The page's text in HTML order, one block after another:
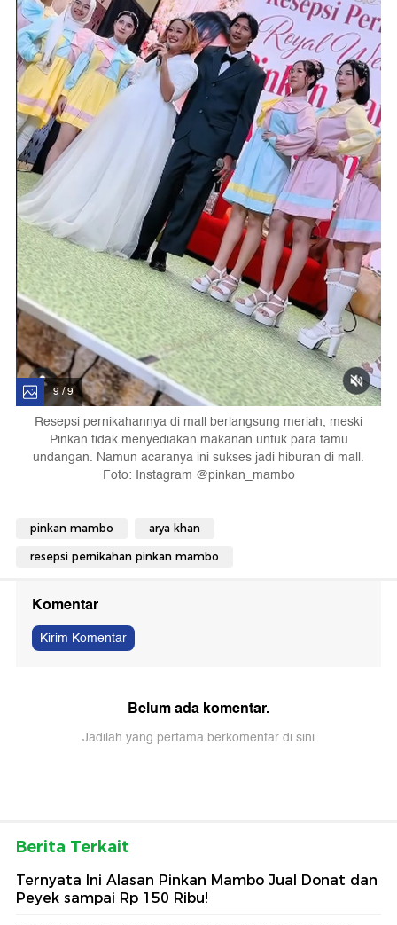
9 / 9
Resepsi pernikahannya di mall berlangsung meriah, meski
Pinkan tidak menyediakan makanan untuk para tamu
undangan. Namun acaranya ini sukses jadi hiburan di mall.
Foto: Instagram @pinkan_mambo
pinkan mambo arya khan
resepsi pernikahan pinkan mambo
Komentar
Kirim Komentar
Belum ada komentar.
Jadilah yang pertama berkomentar di sini
Berita Terkait
Ternyata Ini Alasan Pinkan Mambo Jual Donat dan
Peyek sampai Rp 150 Ribu!